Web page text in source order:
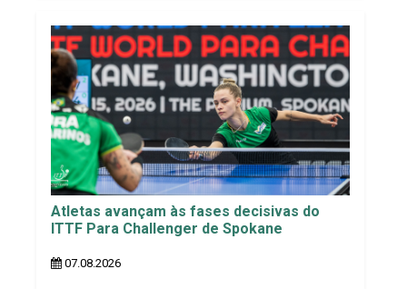
Atletas avançam às fases decisivas do
ITTF Para Challenger de Spokane
07.08.2026